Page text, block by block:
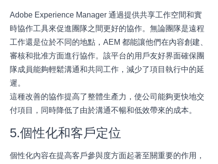
Adobe Experience Manager 通過提供共享工作空間和實
時協作工具來促進團隊之間更好的協作。無論團隊是遠程
工作還是位於不同的地點，AEM 都能讓他們在內容創建、
審核和批准方面進行協作。該平台的用戶友好界面確保團
隊成員能夠輕鬆溝通和共同工作，減少了項目執行中的延
遲。
這種改善的協作提高了整體生產力，使公司能夠更快地交
付項目，同時降低了由於溝通不暢和低效帶來的成本。
5.個性化和客戶定位
個性化內容在提高客戶參與度方面起著至關重要的作用，